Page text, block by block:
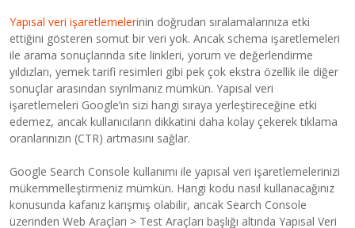
Yapısal veri işaretlemelerinin doğrudan sıralamalarınıza etki
ettiğini gösteren somut bir veri yok. Ancak schema işaretlemeleri
ile arama sonuçlarında site linkleri, yorum ve değerlendirme
yıldızları, yemek tarifi resimleri gibi pek çok ekstra özellik ile diğer
sonuçlar arasından sıyrılmanız mümkün. Yapısal veri
işaretlemeleri Google’ın sizi hangi sıraya yerleştireceğine etki
edemez, ancak kullanıcıların dikkatini daha kolay çekerek tıklama
oranlarınızın (CTR) artmasını sağlar.
Google Search Console kullanımı ile yapısal veri işaretlemelerinizi
mükemmelleştirmeniz mümkün. Hangi kodu nasıl kullanacağınız
konusunda kafanız karışmış olabilir, ancak Search Console
üzerinden Web Araçları > Test Araçları başlığı altında Yapısal Veri